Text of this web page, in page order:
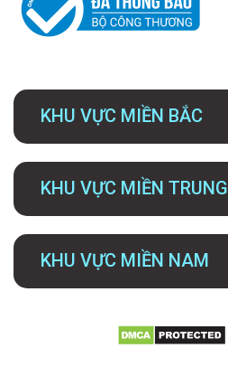
KHU VỰC MIỀN BẮC
KHU VỰC MIỀN TRUNG
KHU VỰC MIỀN NAM